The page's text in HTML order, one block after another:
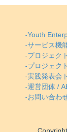
-Youth
-サービス機
-プロジェク
-プロジェク
-実践発表会
-運営団体 /
-お問い合わ